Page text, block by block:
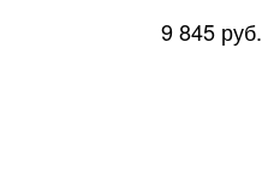
9 845 руб.